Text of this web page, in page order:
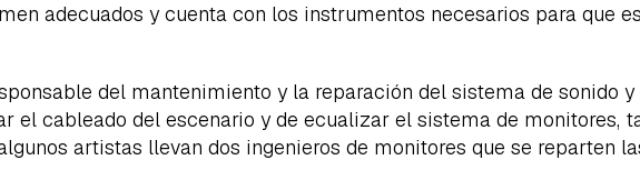
adecuados y cuenta con los instrumentos necesarios para que
del mantenimiento y la reparación del sistema de sonido y
el cableado del escenario y de ecualizar el sistema de monitores,
artistas llevan dos ingenieros de monitores que se reparten